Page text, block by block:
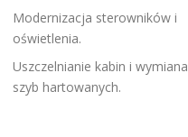
Modernizacja sterowników i
oświetlenia.
Uszczelnianie kabin i wymiana
szyb hartowanych.